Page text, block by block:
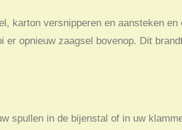
karton versnipperen en aansteken
er opnieuw zaagsel bovenop. Dit
spullen in de bijenstal of in uw